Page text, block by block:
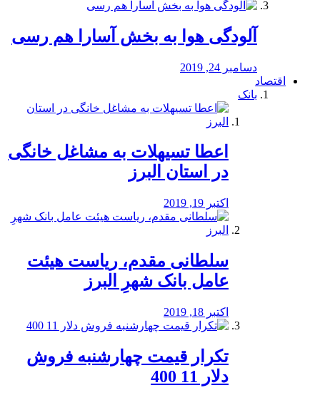
آلودگی هوا به بخش آسارا هم رسی
دسامبر 24, 2019
اقتصاد
بانک
️اعطا تسیهلات به مشاغل خانگی
در استان البرز
اکتبر 19, 2019
سلطانی مقدم، ریاست هیئت
عامل بانک شهرِ البرز
اکتبر 18, 2019
تکرار قیمت چهارشنبه فروش
دلار 11 400